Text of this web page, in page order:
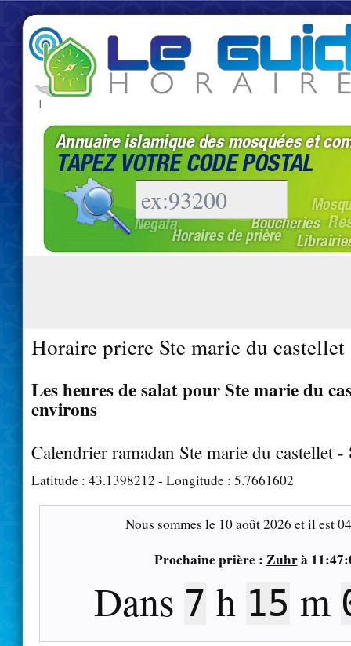
|
Horaire priere Ste marie du
Les heures de salat pour Ste marie du
environs
Calendrier ramadan Ste marie du castellet
Latitude : 43.1398212 - Longitude : 5.7661602
Nous sommes le 10 août 2026 et il est
Prochaine prière : Zuhrà
Dans 7h14m